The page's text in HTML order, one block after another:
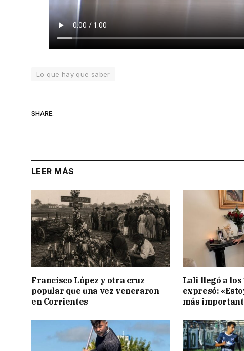
Lo que hay que saber
SHARE.
LEER MÁS
Francisco López y otra cruz
popular que una vez veneraron
en Corrientes
Lali llegó a los
expresó:
más